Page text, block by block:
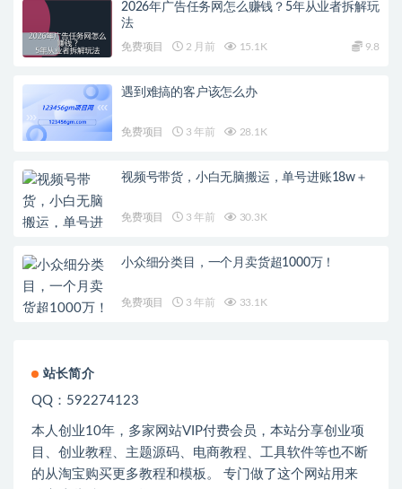
2026年广告任务网怎么赚钱？5年从业者拆解玩
法
免费项目 2 月前 15.1K 9.8
遇到难搞的客户该怎么办
免费项目 3 年前 28.1K
视频号带货，小白无脑搬运，单号进账18w＋
免费项目 3 年前 30.3K
小众细分类目，一个月卖货超1000万！
免费项目 3 年前 33.1K
站长简介
QQ：592274123
本人创业10年，多家网站VIP付费会员，本站分享创业项
目、创业教程、主题源码、电商教程、工具软件等也不断
的从淘宝购买更多教程和模板。 专门做了这个网站用来